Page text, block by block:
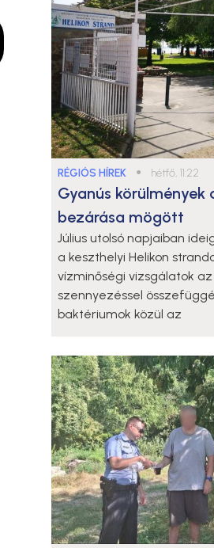
RÉGIÓS HÍREK ● hétfő, 11:22
Gyanús körülmények
bezárása mögött
Július utolsó napjaiban
a keszthelyi Helikon
vízminőségi vizsgálatok
szennyezéssel
baktériumok közül az